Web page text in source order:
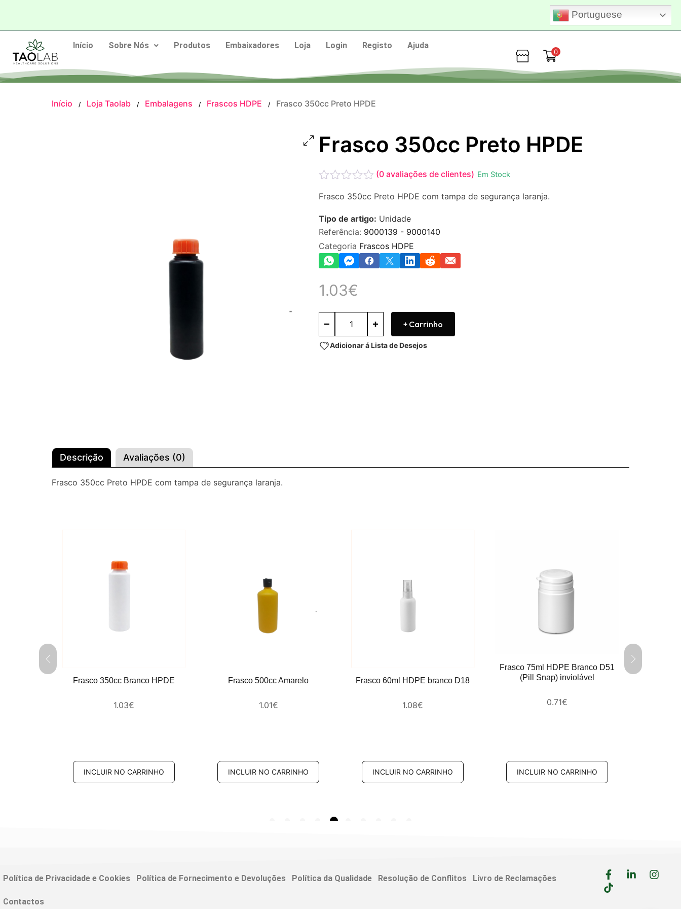
Portuguese
Início Sobre Nós Produtos Embaixadores Loja Login Registo
Ajuda
Loja
0
Início / Loja Taolab / Embalagens / Frascos HDPE / Frasco 350cc Preto HPDE
Frasco 350cc Preto HPDE
0
5
(0 avaliações de clientes) Em Stock
Frasco 350cc Preto HPDE com tampa de segurança laranja.
Tipo de artigo: Unidade
Referência: 9000139 - 9000140
Categoria Frascos HDPE
1.03€
+ Carrinho
Adicionar á Lista de Desejos
Descrição Avaliações (0)
Frasco 350cc Preto HPDE com tampa de segurança laranja.
Frasco 350cc Branco HPDE
1.03€
INCLUIR NO CARRINHO
Frasco 500cc Amarelo
1.01€
INCLUIR NO CARRINHO
Frasco 60ml HDPE branco D18
1.08€
INCLUIR NO CARRINHO
Frasco 75ml HDPE Branco D51
(Pill Snap) inviolável
0.71€
INCLUIR NO CARRINHO
Política de Privacidade e Cookies Política de Fornecimento e Devoluções Política da Qualidade Resolução de Conflitos Livro de Reclamações
Contactos